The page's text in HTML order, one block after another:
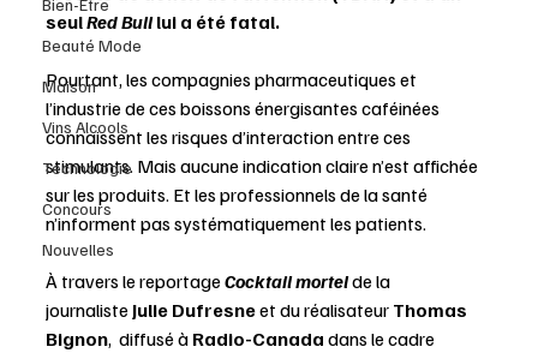
Bien-Être
Beauté Mode
Maison
Vins Alcools
Technologie
Concours
Nouvelles
seul Red Bull lui a été fatal.
Pourtant, les compagnies pharmaceutiques et
l’industrie de ces boissons énergisantes caféinées
connaissent les risques d’interaction entre ces
stimulants. Mais aucune indication claire n’est affichée
sur les produits. Et les professionnels de la santé
n’informent pas systématiquement les patients.
À travers le reportage Cocktail mortel de la
journaliste Julie Dufresne et du réalisateur Thomas
Bignon,  diffusé à Radio-Canada dans le cadre